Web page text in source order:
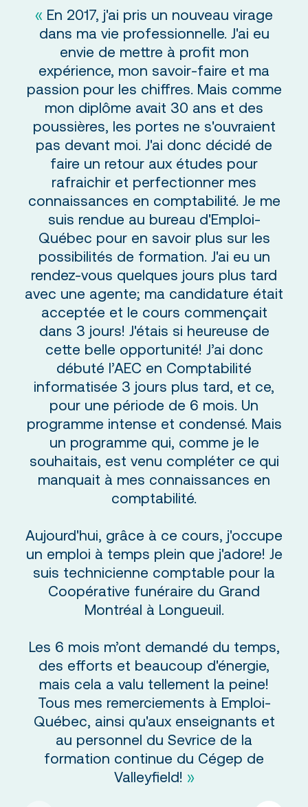
En 2017, j'ai pris un nouveau virage
dans ma vie professionnelle. J'ai eu
envie de mettre à profit mon
expérience, mon savoir-faire et ma
passion pour les chiffres. Mais comme
mon diplôme avait 30 ans et des
poussières, les portes ne s'ouvraient
pas devant moi. J'ai donc décidé de
faire un retour aux études pour
rafraichir et perfectionner mes
connaissances en comptabilité. Je me
suis rendue au bureau d'Emploi-
Québec pour en savoir plus sur les
possibilités de formation. J'ai eu un
rendez-vous quelques jours plus tard
avec une agente; ma candidature était
acceptée et le cours commençait
dans 3 jours! J'étais si heureuse de
cette belle opportunité! J’ai donc
débuté l’AEC en Comptabilité
informatisée 3 jours plus tard, et ce,
pour une période de 6 mois. Un
programme intense et condensé. Mais
un programme qui, comme je le
souhaitais, est venu compléter ce qui
manquait à mes connaissances en
comptabilité.
Aujourd'hui, grâce à ce cours, j'occupe
un emploi à temps plein que j'adore! Je
suis technicienne comptable pour la
Coopérative funéraire du Grand
Montréal à Longueuil.
Les 6 mois m’ont demandé du temps,
des efforts et beaucoup d'énergie,
mais cela a valu tellement la peine!
Tous mes remerciements à Emploi-
Québec, ainsi qu'aux enseignants et
au personnel du Sevrice de la
formation continue du Cégep de
Valleyfield!